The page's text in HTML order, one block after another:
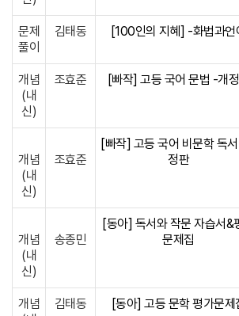
문제
풀이
김태동 [100인의 지혜] -화법과언
개념
(내
신)
조효준 [빠작] 고등 국어 문법 -개
개념
(내
신)
조효준
[빠작] 고등 국어 비문학 독
정판
개념
(내
신)
송종민
[동아] 독서와 작문 자습서&
문제집
개념
김태동 [동아] 고등 문학 평가문제